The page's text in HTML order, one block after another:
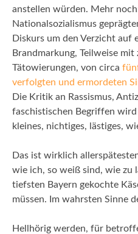
anstellen würden. Mehr
Nationalsozialismus
Diskurs um den Verzicht auf
Brandmarkung, Teilweise mit
Tätowierungen, von circa
verfolgten und ermordeten
Die Kritik an Rassismus,
faschistischen Begriffen wird
kleines, nichtiges, lästiges,
Das ist wirklich
wie ich, so weiß sind, wie zu
tiefsten Bayern gekochte
müssen. Im wahrsten Sinne
Hellhörig werden, für